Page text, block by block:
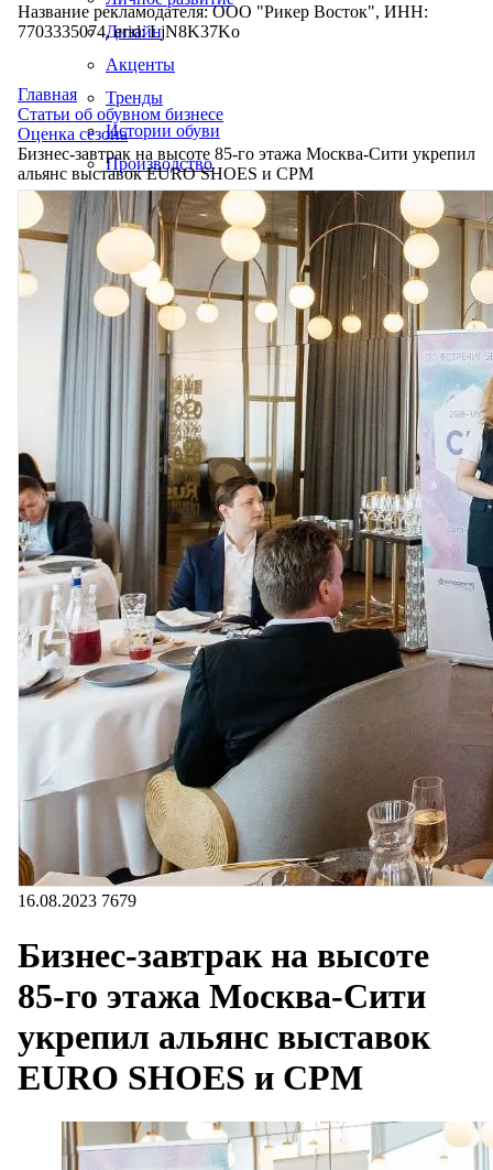
Дизайн
Акценты
Тренды
Истории обуви
Производство
Название рекламодателя: ООО "Рикер Восток", ИНН:
7703335074, erid: LjN8K37Ko
Главная
Статьи об обувном бизнесе
Оценка сезона
Бизнес-завтрак на высоте 85-го этажа Москва-Сити укрепил
альянс выставок EURO SHOES и CPM
16.08.2023 7679
Бизнес-завтрак на высоте
85-го этажа Москва-Сити
укрепил альянс выставок
EURO SHOES и CPM